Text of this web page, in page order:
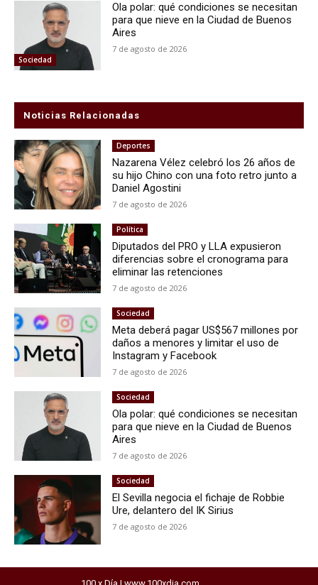
Sociedad
Ola polar: qué condiciones se necesitan
para que nieve en la Ciudad de Buenos
Aires
7 de agosto de 2026
Noticias Relacionadas
Deportes
Nazarena Vélez celebró los 26 años de
su hijo Chino con una foto retro junto a
Daniel Agostini
7 de agosto de 2026
Política
Diputados del PRO y LLA expusieron
diferencias sobre el cronograma para
eliminar las retenciones
7 de agosto de 2026
Sociedad
Meta deberá pagar US$567 millones por
daños a menores y limitar el uso de
Instagram y Facebook
7 de agosto de 2026
Sociedad
Ola polar: qué condiciones se necesitan
para que nieve en la Ciudad de Buenos
Aires
7 de agosto de 2026
Sociedad
El Sevilla negocia el fichaje de Robbie
Ure, delantero del IK Sirius
7 de agosto de 2026